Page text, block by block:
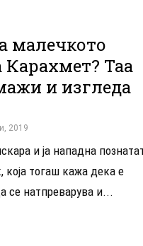
малечкото
Таа
и изгледа
2019
и ја нападна
која тогаш кажа дека е
се натпреварува и...